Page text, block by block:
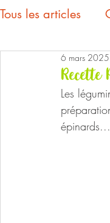
Tous les articles
6 mars 2025
Les
épinards...